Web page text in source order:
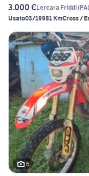
3.000 €Lercara Friddi(PA)
Usato03/19981 KmCross /
6